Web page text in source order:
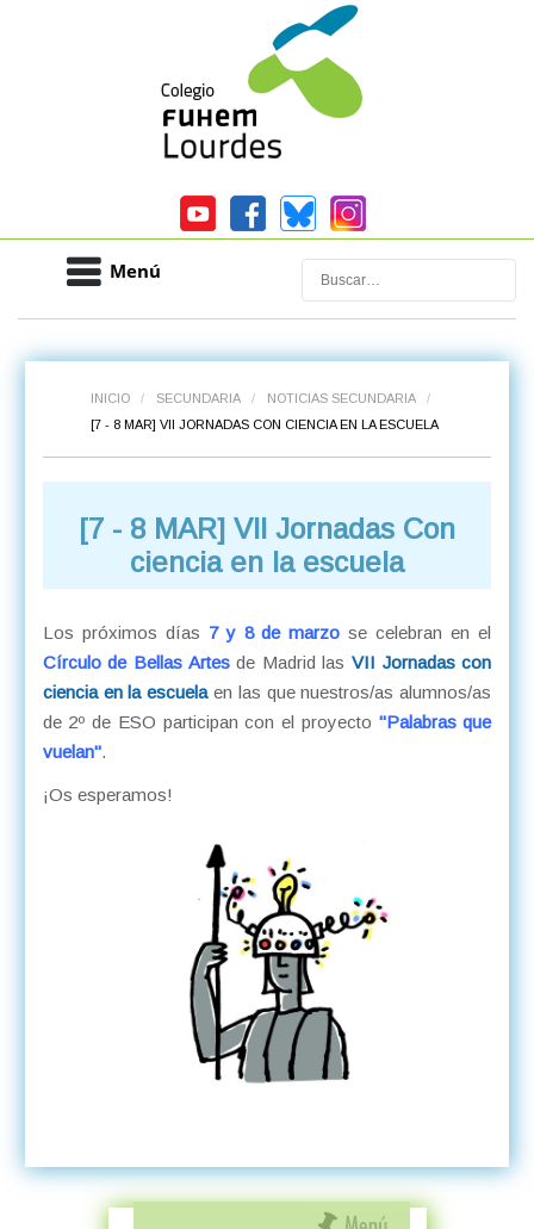
Menú Buscar
INICIO / SECUNDARIA / NOTICIAS SECUNDARIA
/
[7 - 8 MAR] VII JORNADAS CON CIENCIA EN LA ESCUELA
[7 - 8 MAR] VII Jornadas Con
ciencia en la escuela
Los próximos días 7 y 8 de marzo se celebran en el
Círculo de Bellas Artesde Madrid lasVII Jornadas con
ciencia en la escuelaen las que nuestros/as alumnos/as
de 2º de ESO participan con el proyecto "Palabras que
vuelan".
¡Os esperamos!